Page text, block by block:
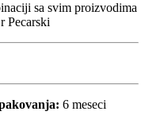
sa svim proizvodima
Pecarski
6 meseci